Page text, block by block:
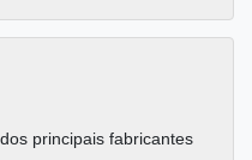
principais fabricantes